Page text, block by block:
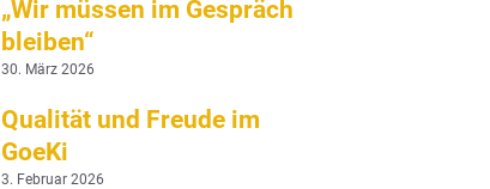
„Wir müssen im Gespräch
bleiben“
30. März 2026
Qualität und Freude im
GoeKi
3. Februar 2026